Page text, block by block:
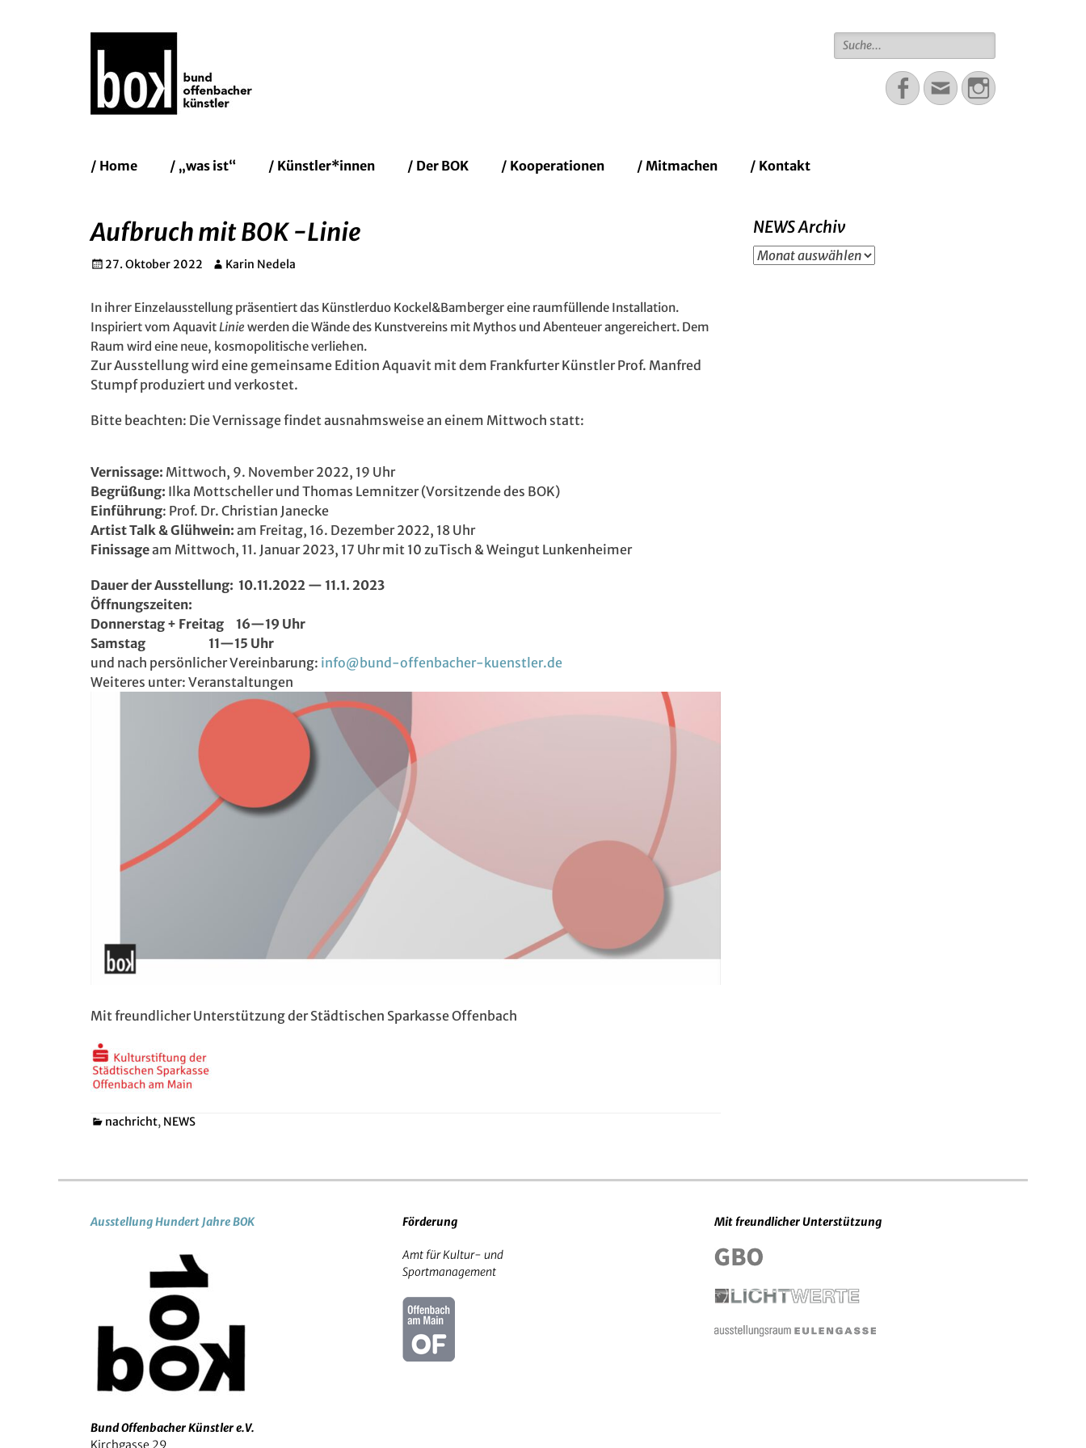
Suche
für:
Facebook
EmailInstagram
Erstes
Zum
Inhalt:
/ Home / „was ist“ / Künstler*innen / Der BOK / Kooperationen / Mitmachen / Kontakt
Aufbruch mit BOK -Linie
Gepostet
27. Oktober 2022 AutorKarin Nedela
In ihrer Einzelausstellung präsentiert das Künstlerduo Kockel&Bamberger eine raumfüllende Installation.
Inspiriert vom AquavitLinie werden die Wände des Kunstvereins mit Mythos und Abenteuer angereichert. Dem
Raum wird eine neue, kosmopolitische verliehen.
Zur Ausstellung wird eine gemeinsame Edition Aquavit mit dem Frankfurter Künstler Prof. Manfred
Stumpf produziert und verkostet.
Bitte beachten: Die Vernissage findet ausnahmsweise an einem Mittwoch statt:
Vernissage: Mittwoch, 9. November 2022, 19 Uhr
Begrüßung: Ilka Mottscheller und Thomas Lemnitzer (Vorsitzende des BOK)
Einführung: Prof. Dr. Christian Janecke
Artist Talk & Glühwein: am Freitag, 16. Dezember 2022, 18 Uhr
Finissageam Mittwoch, 11. Januar 2023, 17 Uhrmit 10 zuTisch & Weingut Lunkenheimer
Dauer der Ausstellung: 10.11.2022 — 11.1. 2023
Öffnungszeiten:
Donnerstag + Freitag
16—19 Uhr
Samstag
11—15 Uhr
und nach persönlicher Vereinbarung: info@bund-offenbacher-kuenstler.de
Weiteres unter: Veranstaltungen
Mit freundlicher Unterstützung der Städtischen Sparkasse Offenbach
Kategorien
nachricht, NEWS
NEWS Archiv
NEWS
Ausstellung Hundert Jahre BOK
Bund Offenbacher Künstler e.V.
Kirchgasse 29
Förderung
Amt für Kultur- und
Sportmanagement
Mit freundlicher Unterstützung